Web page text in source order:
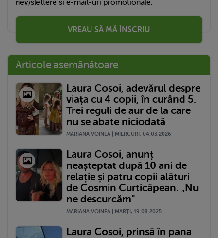
newslettere si e-mail-uri promotionale.
VREAU SĂ MĂ ÎNSCRIU
Articole asemănătoare
Laura Cosoi, adevărul despre
viața cu 4 copii, în curând 5.
Trei reguli de aur de la care
nu se abate niciodată
MARIANA VOINEA | MIERCURI, 04.03.2026
Laura Cosoi, anunț
neașteptat după 10 ani de
relație și patru copii alături
de Cosmin Curticăpean. „Nu
ne descurcăm"
MARIANA VOINEA | MARŢI, 19.08.2025
Laura Cosoi, prinsă în pana